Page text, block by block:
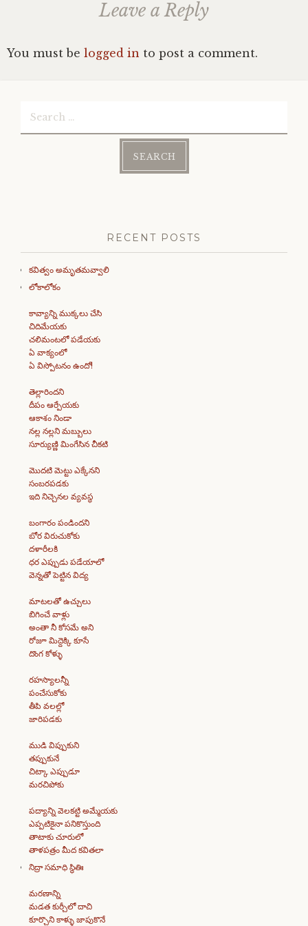
Leave a Reply
You must be logged in to post a comment.
RECENT POSTS
కవిత్వం అమృతమవ్వాలి
లోకాలోకం
కావ్యాన్ని ముక్కలు చేసి
చిదిమేయకు
చలిమంటలో పడేయకు
ఏ వాక్యంలో
ఏ విస్పోటనం ఉందో!
తెల్లారిందని
దీపం ఆర్పేయకు
ఆకాశం నిండా
నల్ల నల్లని మబ్బులు
సూర్యుణ్ణి మింగేసిన చీకటి
మొదటి మెట్టు ఎక్కేనని
సంబరపడకు
ఇది నిచ్చెనల వ్యవస్థ
బంగారం పండిందని
బోర విరుచుకోకు
దళారీలకి
ధర ఎప్పుడు పడేయాలో
వెన్నతో పెట్టిన విద్య
మాటలతో ఉచ్చులు
బిగించే వాళ్లు
అంతా నీ కోసమే అని
రోజూ మిద్దెక్కి కూసే
దొంగ కోళ్ళు
రహస్యాలన్నీ
పంచేసుకోకు
తీపి వలల్లో
జారిపడకు
ముడి విప్పుకుని
తప్పుకునే
చిట్కా ఎప్పుడూ
మరచిపోకు
పద్యాన్ని వెలకట్టి అమ్మేయకు
ఎప్పటికైనా పనికొస్తుంది
తాటాకు చూరులో
తాళపత్రం మీద కవితలా
నిద్రా సమాధి స్థితిః
మరణాన్ని
మడత కుర్చీలో దాచి
కూర్చొని కాళ్ళు జాపుకొనే